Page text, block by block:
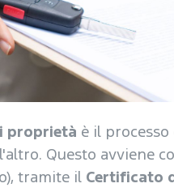
proprietà è il
Questo avviene
tramite il Certificato